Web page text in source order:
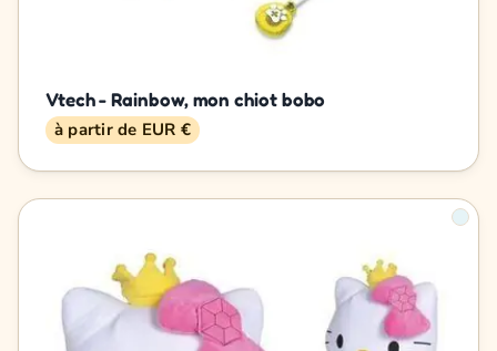
Vtech - Rainbow, mon chiot bobo
à partir de EUR €